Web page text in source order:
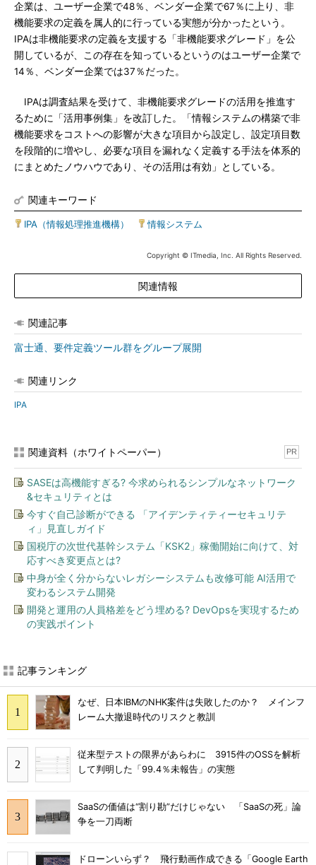
企業は、ユーザー企業で48％、ベンダー企業で67％に上り、非
機能要求の定義を属人的に行っている実態が分かったという。
IPAは非機能要求の定義を支援する「非機能要求グレード」を公
開しているが、この存在を知っているというのはユーザー企業で
14％、ベンダー企業では37％だった。
IPAは調査結果を受けて、非機能要求グレードの活用を推進す
るために「活用事例集」を改訂した。「情報システムの構築で非
機能要求をコストへの影響が大きな項目から設定し、設定項目数
を段階的に増やし、必要な項目を漏れなく定義する手法を体系的
にまとめたノウハウであり、その活用は有効」としている。
関連キーワード
IPA（情報処理推進機構） 情報システム
Copyright © ITmedia, Inc. All Rights Reserved.
関連情報
関連記事
富士通、要件定義ツール群をグループ展開
関連リンク
IPA
関連資料（ホワイトペーパー） PR
SASEは高機能すぎる? 今求められるシンプルなネットワーク
&セキュリティとは
今すぐ自己診断ができる 「アイデンティティーセキュリテ
ィ」見直しガイド
国税庁の次世代基幹システム「KSK2」稼働開始に向けて、対
応すべき変更点とは?
中身が全く分からないレガシーシステムも改修可能 AI活用で
変わるシステム開発
開発と運用の人員格差をどう埋める? DevOpsを実現するため
の実践ポイント
記事ランキング
なぜ、日本IBMのNHK案件は失敗したのか？ メインフ
レーム大撤退時代のリスクと教訓
従来型テストの限界があらわに 3915件のOSSを解析
して判明した「99.4％未報告」の実態
SaaSの価値は“割り勘”だけじゃない 「SaaSの死」論
争を一刀両断
ドローンいらず？ 飛行動画作成できる「Google Earth